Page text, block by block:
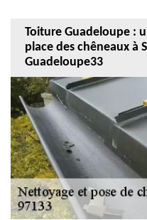
Toiture Guadeloupe :
place des chêneaux à
Guadeloupe33